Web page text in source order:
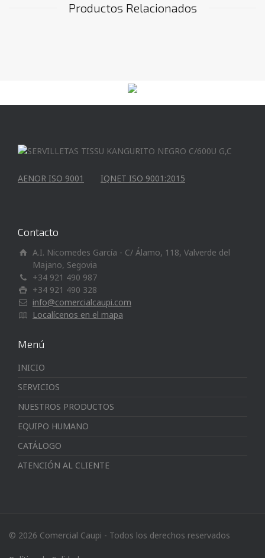
Productos Relacionados
AENOR ISO 9001 IQNET ISO 9001:2015
Contacto
A.I. Nicomedes García - C/ Álamo, 118, Valverde del
Majano, Segovia
+34 921 490 987
+34 921 490 328
info@comercialcaupi.com
Localícenos en el mapa
Menú
INICIO
SERVICIOS
NUESTROS PRODUCTOS
EQUIPO HUMANO
CATÁLOGO
ATENCIÓN AL CLIENTE
© 2026 Comercial Caupi - Todos los derechos reservados